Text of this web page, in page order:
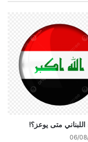
متى يوعز؟!
06/